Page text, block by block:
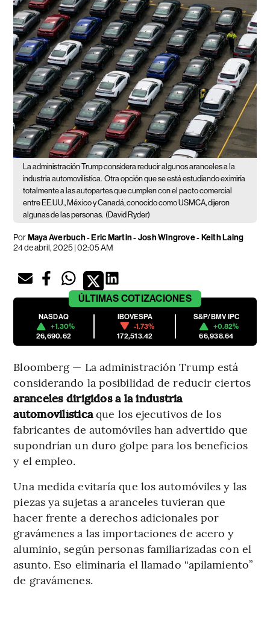
La administración Trump considera reducir algunos aranceles a la
industria automovilística. Otra opción que se está estudiando eximiría
totalmente a las autopartes que cumplen con el pacto comercial
entre EE.UU., México y Canadá, conocido como USMCA, dijeron
algunas de las personas. (David Ryder)
PorMaya Averbuch - Eric Martin - Josh Wingrove - Keith Laing
24 de abril, 2025 | 02:05 AM
ÚLTIMAS COTIZACIONES
NASDAQ
+1.30%
26,690.62
IBOVESPA
-1.73%
172,513.42
S&P/BMV IPC
+0.82%
66,938.64
Bloomberg — La administración Trump está
considerando la posibilidad de reducir ciertos
aranceles dirigidos a la industria
automovilísticaque los ejecutivos de los
fabricantes de automóviles han advertido que
supondrían un duro golpe para los beneficios
y el empleo.
Una medida evitaría que los automóviles y las
piezas ya sujetas a aranceles tuvieran que
hacer frente a derechos adicionales por
gravámenes a las importaciones de acero y
aluminio, según personas familiarizadas con el
asunto. Eso eliminaría el llamado “apilamiento”
de gravámenes.